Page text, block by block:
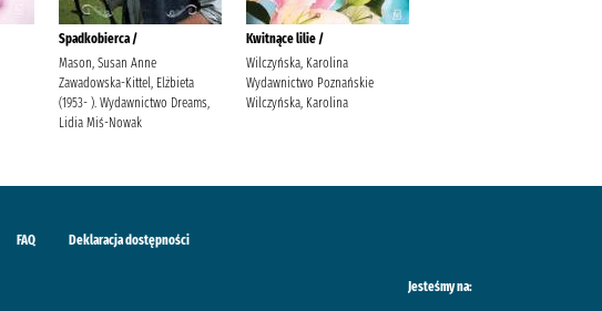
Spadkobierca /
Mason, Susan Anne
Zawadowska-Kittel, Elżbieta
(1953- ). Wydawnictwo Dreams,
Lidia Miś-Nowak
Kwitnące lilie /
Wilczyńska, Karolina
Wydawnictwo Poznańskie
Wilczyńska, Karolina
FAQ Deklaracja dostępności
Jesteśmy na: